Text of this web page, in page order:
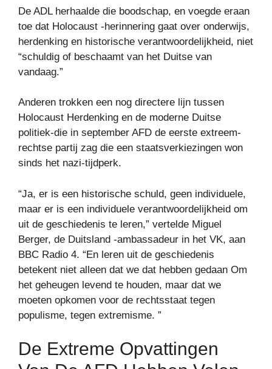
De ADL herhaalde die boodschap, en voegde eraan
toe dat Holocaust -herinnering gaat over onderwijs,
herdenking en historische verantwoordelijkheid, niet
“schuldig of beschaamt van het Duitse van
vandaag.”
Anderen trokken een nog directere lijn tussen
Holocaust Herdenking en de moderne Duitse
politiek-die in september AFD de eerste extreem-
rechtse partij zag die een staatsverkiezingen won
sinds het nazi-tijdperk.
“Ja, er is een historische schuld, geen individuele,
maar er is een individuele verantwoordelijkheid om
uit de geschiedenis te leren,” vertelde Miguel
Berger, de Duitsland -ambassadeur in het VK, aan
BBC Radio 4. “En leren uit de geschiedenis
betekent niet alleen dat we dat hebben gedaan Om
het geheugen levend te houden, maar dat we
moeten opkomen voor de rechtsstaat tegen
populisme, tegen extremisme. ”
De Extreme Opvattingen